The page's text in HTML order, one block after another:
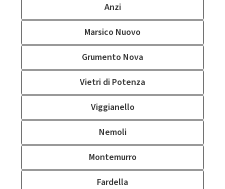
Anzi
Marsico Nuovo
Grumento Nova
Vietri di Potenza
Viggianello
Nemoli
Montemurro
Fardella